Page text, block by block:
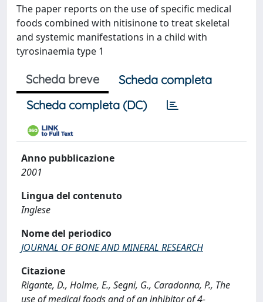
The paper reports on the use of specific medical
foods combined with nitisinone to treat skeletal
and systemic manifestations in a child with
tyrosinaemia type 1
Scheda breve
Scheda completa
Scheda completa (DC)
Anno pubblicazione
2001
Lingua del contenuto
Inglese
Nome del periodico
JOURNAL OF BONE AND MINERAL RESEARCH
Citazione
Rigante, D., Holme, E., Segni, G., Caradonna, P., The
use of medical foods and of an inhibitor of 4-